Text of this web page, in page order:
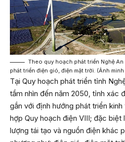
Theo quy hoạch phát triển Nghệ
phát triển điện gió, điện mặt trời. (Ảnh minh
Tại Quy hoạch phát triển tỉnh
tầm nhìn đến năm 2050, tỉnh xác
gắn với định hướng phát triển
hợp Quy hoạch điện VIII; đặc biệt
lượng tái tạo và nguồn điện khác